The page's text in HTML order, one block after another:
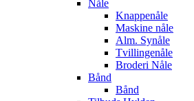
Nåle
Knappenåle
Maskine nåle
Alm. Synåle
Tvillingenåle
Broderi Nåle
Bånd
Bånd